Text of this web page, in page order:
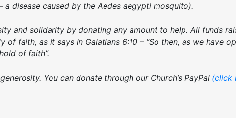
a disease caused by the Aedes aegypti mosquito).
and solidarity by donating any amount to help. All funds
of faith, as it says in Galatians 6:10 – “So then, as we have
of faith”.
You can donate through our Church’s PayPal (click